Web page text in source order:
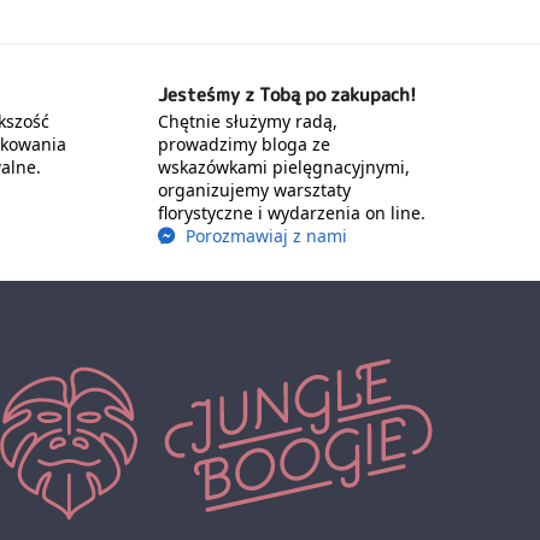
Jesteśmy z Tobą po zakupach!
Chętnie służymy radą,
prowadzimy bloga ze
wskazówkami pielęgnacyjnymi,
organizujemy warsztaty
florystyczne i wydarzenia on line.
Porozmawiaj z nami